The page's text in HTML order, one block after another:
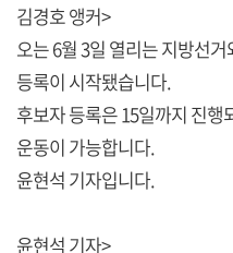
김경호 앵커>
오는 6월 3일 열리는 지방선
등록이 시작됐습니다.
후보자 등록은 15일까지 진행
운동이 가능합니다.
윤현석 기자입니다.
윤현석 기자>